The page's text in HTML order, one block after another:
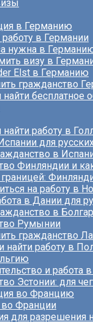
в Германию
работу в Германии
нужна в
визу в
Elst в Германию
гражданство
бесплатное
работу в
для
в
Финляндии и
границей:
на работу в
в Дании для
в
Румынии
гражданство
найти работу в
и работа
Эстонии: для
во Францию
Франции
для разрешения